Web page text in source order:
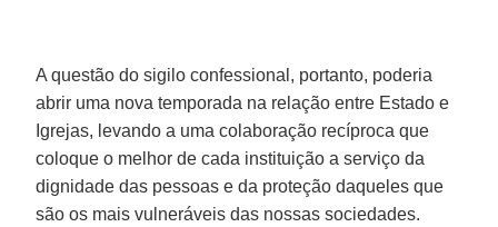
A questão do sigilo confessional, portanto, poderia
abrir uma nova temporada na relação entre Estado e
Igrejas, levando a uma colaboração recíproca que
coloque o melhor de cada instituição a serviço da
dignidade das pessoas e da proteção daqueles que
são os mais vulneráveis das nossas sociedades.